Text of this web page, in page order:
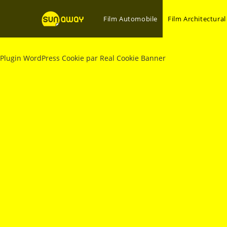
Film Automobile Film Architectural
Plugin WordPress Cookie par Real Cookie Banner